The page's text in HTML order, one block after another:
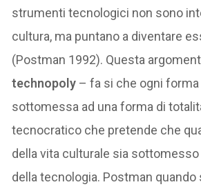
strumenti tecnologici non sono
cultura, ma puntano a diventare
(Postman 1992). Questa
technopoly – fa si che ogni
sottomessa ad una forma di
tecnocratico che pretende che
della vita culturale sia
della tecnologia. Postman